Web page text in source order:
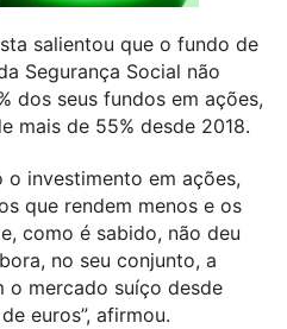
salientou que o fundo de
Segurança Social não
dos seus fundos em ações,
mais de 55% desde 2018.
o investimento em ações,
que rendem menos e os
como é sabido, não deu
no seu conjunto, a
o mercado suíço desde
euros”, afirmou.